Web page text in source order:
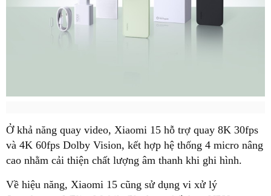
Ở khả năng quay video, Xiaomi 15 hỗ trợ quay 8K 30fps
và 4K 60fps Dolby Vision, kết hợp hệ thống 4 micro nâng
cao nhằm cải thiện chất lượng âm thanh khi ghi hình.
Về hiệu năng, Xiaomi 15 cũng sử dụng vi xử lý